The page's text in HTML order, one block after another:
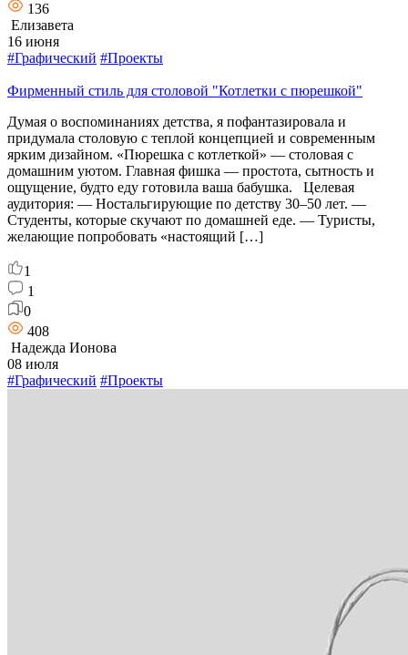
136
Елизавета
16 июня
#Графический #Проекты
Фирменный стиль для столовой "Котлетки с пюрешкой"
Думая о воспоминаниях детства, я пофантазировала и
придумала столовую с теплой концепцией и современным
ярким дизайном. «Пюрешка с котлеткой» — столовая с
домашним уютом. Главная фишка — простота, сытность и
ощущение, будто еду готовила ваша бабушка. Целевая
аудитория: — Ностальгирующие по детству 30–50 лет. —
Студенты, которые скучают по домашней еде. — Туристы,
желающие попробовать «настоящий […]
1
1
0
408
Надежда Ионова
08 июля
#Графический #Проекты